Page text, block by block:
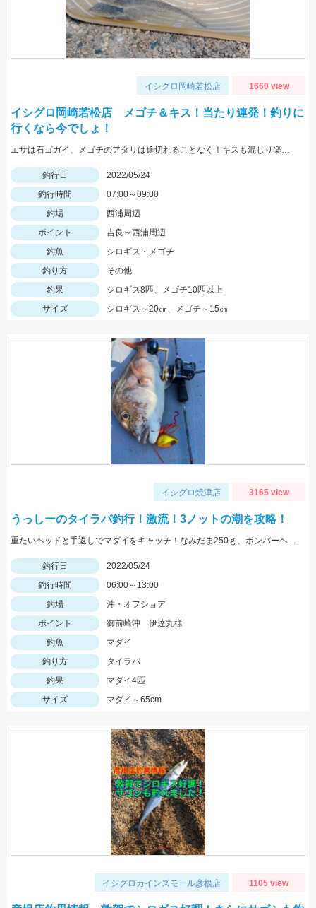
イシグロ岡崎若松店 1660 view
イシグロ岡崎若松店 メゴチ＆キス！当たり連発！釣りに
行くなら今でしょ！
エサは石ゴガイ、メゴチのアタリは途切れることなく！キスも混じり楽しめました♪
釣行日
2022/05/24
釣行時間
07:00～09:00
釣場
西浦周辺
ポイント
吉良～西浦周辺
釣魚
シロギス・メゴチ
釣り方
その他
釣果
シロギス8匹、メゴチ10匹以上
サイズ
シロギス～20㎝、メゴチ～15㎝
イシグロ焼津店 3165 view
うっしーのタイラバ釣行！激流！3ノットの潮を攻略！
重たいヘッドと手返しでマダイをキャッチ！なみだま250ｇ、ボンバーヘッドＴＧ250ｇ使用。
釣行日
2022/05/24
釣行時間
06:00～13:00
釣場
沖・オフショア
ポイント
御前崎沖 伊達丸様
釣魚
マダイ
釣り方
タイラバ
釣果
マダイ4匹
サイズ
マダイ～65cm
イシグロカインズモール彦根店 1105 view